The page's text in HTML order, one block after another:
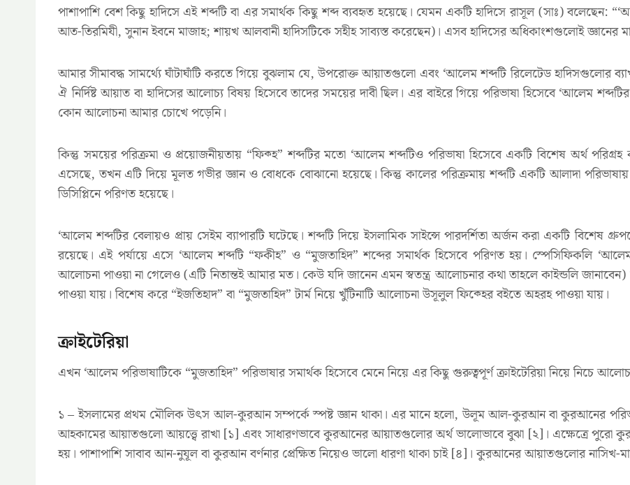
পাশাপাশি বেশ কিছু হাদিসে এই শব্দটি বা এর সমার্থক কিছু শব্দ ব্যবহৃত হয়েছে। যেমন একটি হাদিসে রাসূল (সাঃ) বলেছেন:
আত-তিরমিযী, সুনান ইবনে মাজাহ; শায়খ আলবানী হাদিসটিকে সহীহ সাব্যস্ত করেছেন)। এসব হাদিসের অধিকাংশগুলোই জ্ঞানের
আমার সীমাবদ্ধ সামর্থ্যে ঘাঁটাঘাঁটি করতে গিয়ে বুঝলাম যে, উপরোক্ত আয়াতগুলো এবং ‘আলেম শব্দটি রিলেটেড হাদিসগুলোর
ঐ নির্দিষ্ট আয়াত বা হাদিসের আলোচ্য বিষয় হিসেবে তাদের সময়ের দাবী ছিল। এর বাইরে গিয়ে পরিভাষা হিসেবে ‘আলেম
কোন আলোচনা আমার চোখে পড়েনি।
কিন্তু সময়ের পরিক্রমা ও প্রয়োজনীয়তায় “ফিক্হ” শব্দটির মতো ‘আলেম শব্দটিও পরিভাষা হিসেবে একটি বিশেষ অর্থ
এসেছে, তখন এটি দিয়ে মূলত গভীর জ্ঞান ও বোধকে বোঝানো হয়েছে। কিন্তু কালের পরিক্রমায় শব্দটি একটি আলাদা
ডিসিপ্লিনে পরিণত হয়েছে।
‘আলেম শব্দটির বেলায়ও প্রায় সেইম ব্যাপারটি ঘটেছে। শব্দটি দিয়ে ইসলামিক সাইন্সে পারদর্শিতা অর্জন করা একটি বিশেষ
রয়েছে। এই পর্যায়ে এসে ‘আলেম শব্দটি “ফকীহ” ও “মুজতাহিদ” শব্দের সমার্থক হিসেবে পরিণত হয়। স্পেসিফিকলি ‘আলেম
আলোচনা পাওয়া না গেলেও (এটি নিতান্তই আমার মত। কেউ যদি জানেন এমন স্বতন্ত্র আলোচনার কথা তাহলে কাইন্ডলি জানাবেন)
পাওয়া যায়। বিশেষ করে “ইজতিহাদ” বা “মুজতাহিদ” টার্ম নিয়ে খুঁটিনাটি আলোচনা উসূলুল ফিক্হের বইতে অহরহ পাওয়া যায়।
ক্রাইটেরিয়া
এখন ‘আলেম পরিভাষাটিকে “মুজতাহিদ” পরিভাষার সমার্থক হিসেবে মেনে নিয়ে এর কিছু গুরুত্বপূর্ণ ক্রাইটেরিয়া নিয়ে নিচে
১ – ইসলামের প্রথম মৌলিক উৎস আল-কুরআন সম্পর্কে স্পষ্ট জ্ঞান থাকা। এর মানে হলো, উলূম আল-কুরআন বা কুরআনের পরিভাষা
আহকামের আয়াতগুলো আয়ত্ত্বে রাখা [১] এবং সাধারণভাবে কুরআনের আয়াতগুলোর অর্থ ভালোভাবে বুঝা [২]। এক্ষেত্রে পুরো
হয়। পাশাপাশি সাবাব আন-নুযূল বা কুরআন বর্ণনার প্রেক্ষিত নিয়েও ভালো ধারণা থাকা চাই [৪]। কুরআনের আয়াতগুলোর নাসিখ-